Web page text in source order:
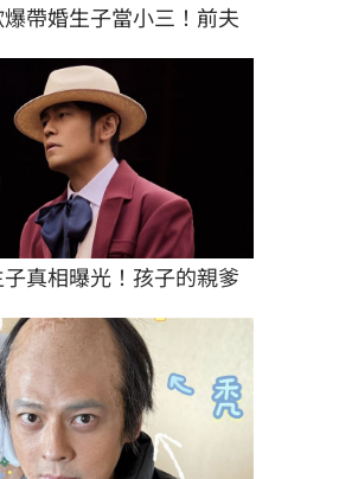
帶婚生子當小三！前夫
真相曝光！孩子的親爹